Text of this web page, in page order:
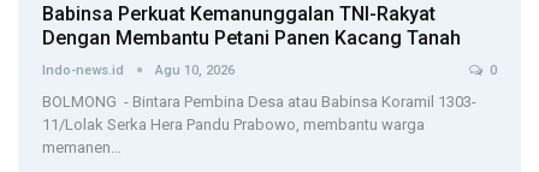
Babinsa Perkuat Kemanunggalan TNI-Rakyat
Dengan Membantu Petani Panen Kacang Tanah
Indo-news.id Agu 10, 2026 0
BOLMONG - Bintara Pembina Desa atau Babinsa Koramil 1303-
11/Lolak Serka Hera Pandu Prabowo, membantu warga
memanen…